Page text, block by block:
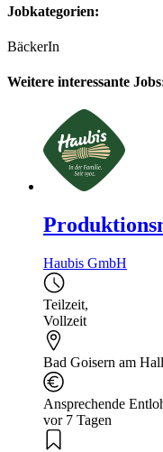
Jobkategorien:
BäckerIn
Weitere interessante
Haubis GmbH
Teilzeit,
Vollzeit
Bad Goisern am
Ansprechende
vor 7 Tagen